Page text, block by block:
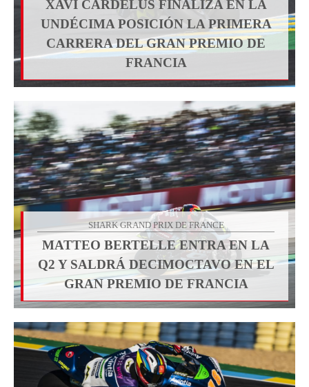
XAVI CARDELÚS FINALIZA EN LA
UNDÉCIMA POSICIÓN LA PRIMERA
CARRERA DEL GRAN PREMIO DE
FRANCIA
SHARK GRAND PRIX DE FRANCE
MATTEO BERTELLE ENTRA EN LA
Q2 Y SALDRÁ DECIMOCTAVO EN EL
GRAN PREMIO DE FRANCIA